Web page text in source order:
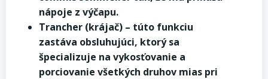
nápoje z výčapu.
Trancher (krájač) – túto funkciu
zastáva obsluhujúci, ktorý sa
špecializuje na vykosťovanie a
porciovanie všetkých druhov mias pri